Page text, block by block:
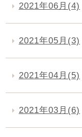
2021年06月(4)
2021年05月(3)
2021年04月(5)
2021年03月(6)